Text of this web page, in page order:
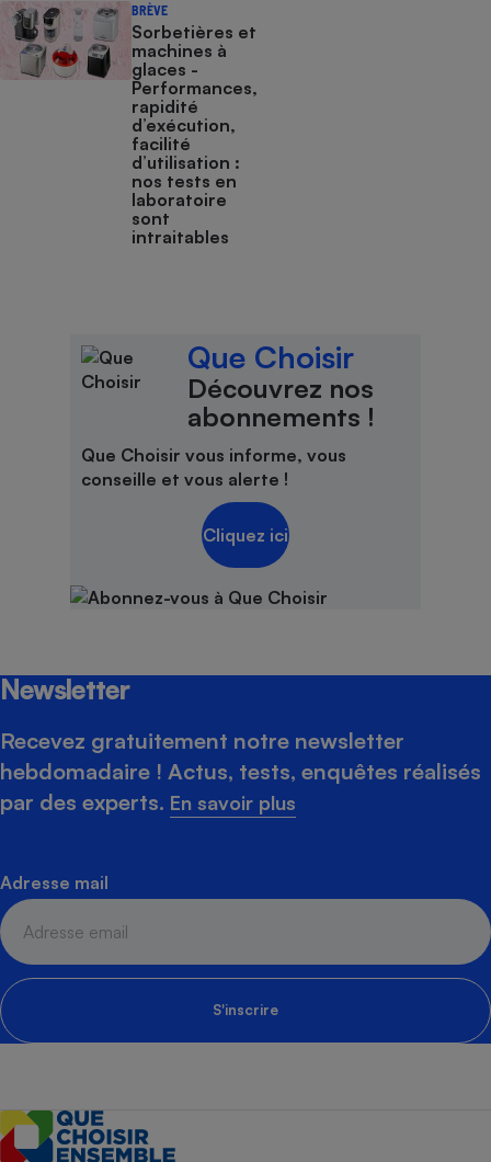
BRÈVE
Sorbetières et
machines à
glaces​​​​​​ -
Performances,
rapidité
d’exécution,
facilité
d’utilisation :
nos tests en
laboratoire
sont
intraitables
Que Choisir
Découvrez nos
abonnements !
Que Choisir vous informe, vous
conseille et vous alerte !
Cliquez ici
Newsletter
Recevez gratuitement notre newsletter
hebdomadaire ! Actus, tests, enquêtes réalisés
par des experts. En savoir plus
Adresse mail
S'inscrire